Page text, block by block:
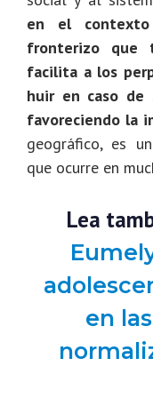
en el
fronterizo que
facilita a los
huir en caso de
favoreciendo la
geográfico, es
que ocurre en
Lea
en